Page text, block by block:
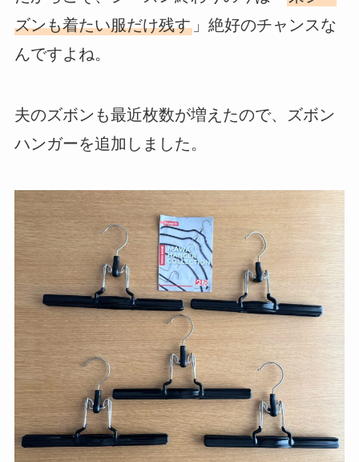
ズンも着たい服だけ残す」絶好のチャンスな
んですよね。
夫のズボンも最近枚数が増えたので、ズボン
ハンガーを追加しました。